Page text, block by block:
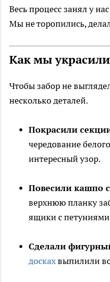
Весь процесс занял у
Мы не торопились,
Как мы
Чтобы забор не
несколько деталей.
Покрасили
чередование
интересный узор.
Повесили кашпо
верхнюю планку
ящики с
Сделали
доскахвыпилили